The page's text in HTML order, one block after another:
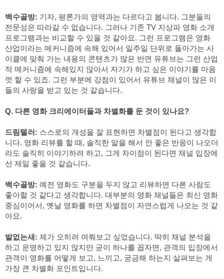
백수골방: 기자, 평론가의 영역과는 다르다고 봅니다. 그분들의
전문성은 따라갈 수 없습니다. 그러나 기존 TV 지상파 영화 소개
프로그램과는 비교할 수 있을 것 같아요. 그런 프로그램은 영화
산업이라는 메커니즘에 속해 있어서 일주일 단위로 돌아가는 사
이클에 맞춰 가는 내용의 콘텐츠가 많은 반면 유튜브는 그런 산업
적 메커니즘에 속해있지 않아서 자기가 하고 싶은 이야기를 마음
껏 할 수 있죠. 그런 부분에 강점이 있어서 유튜브 채널이 많은 이
들의 사랑을 받고 있는 것 같습니다.
Q. 다른 영화 크리에이터들과 차별화를 둔 것이 있나요?
드림텔러: 스스로의 개성을 잘 표현하면 차별점이 된다고 생각합
니다. 영화 리뷰를 할 때, 솔직한 말을 해서 안 좋은 반응이 나오더
라도 솔직히 이야기하려 하고, 그게 차이점이 된다면 채널 입장에
선 제일 좋을 것 같습니다.
백수골방: 예전 영화도 구분을 두지 않고 리뷰하면 다른 사람도
좋아할 것 같다고 생각합니다. 대부분의 영화 채널들은 최신 영화
중심이어서, 옛날 영화를 하면 차별점이 자연스럽게 나오는 것 같
아요.
발없는새: 제가 오히려 여쭤보고 싶었습니다. 딱히 채널 분석을
하고 운영하고 있지 않지만 굳이 하나를 꼽자면, 관객의 입장에서
관객이 영화를 어떻게 보고, 느끼고, 궁금해 하는지 살펴보는 게
가장 큰 차별화 포인트입니다.